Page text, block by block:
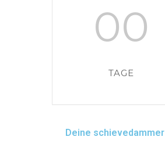
00
TAGE
Deine schievedammer